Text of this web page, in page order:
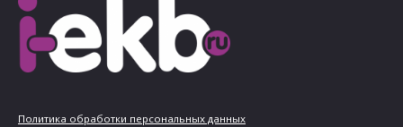
Политика обработки персональных данных